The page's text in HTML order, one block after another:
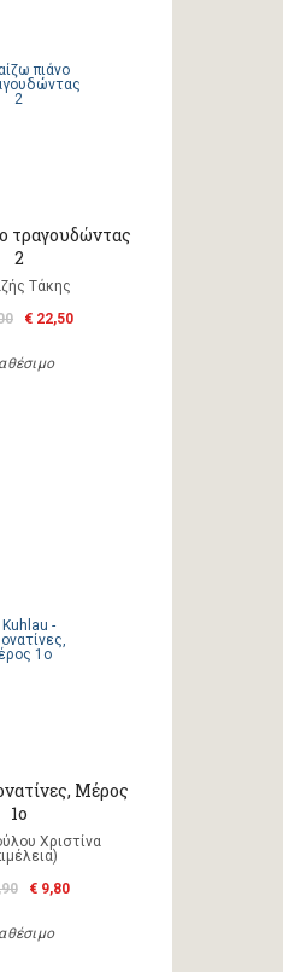
τραγουδώντας
2
Τάκης
€ 22,50
Μέρος
1ο
Χριστίνα
€ 9,80